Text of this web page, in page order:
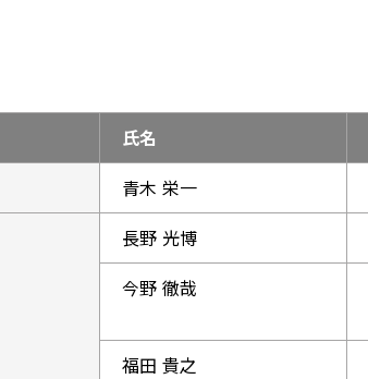
氏名
青木 栄一
長野 光博
今野 徹哉
福田 貴之